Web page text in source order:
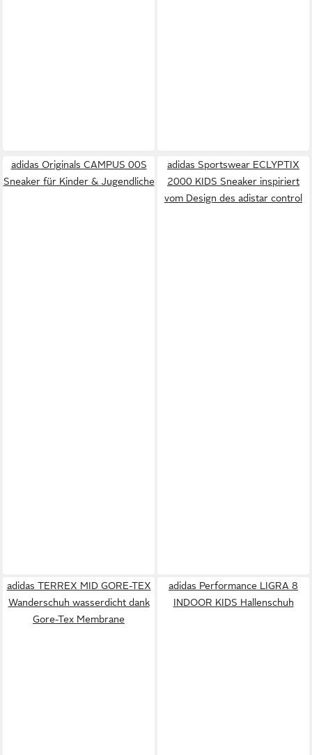
adidas Originals CAMPUS 00S
Sneaker für Kinder & Jugendliche
adidas Sportswear ECLYPTIX
2000 KIDS Sneaker inspiriert
vom Design des adistar control
adidas TERREX MID GORE-TEX
Wanderschuh wasserdicht dank
Gore-Tex Membrane
adidas Performance LIGRA 8
INDOOR KIDS Hallenschuh